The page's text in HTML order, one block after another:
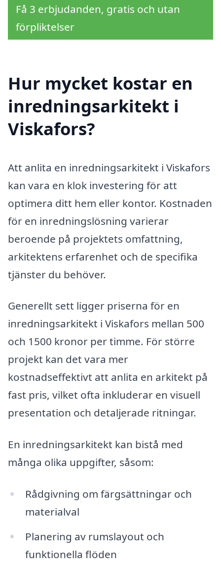
Få 3 erbjudanden, gratis och utan
förpliktelser
Hur mycket kostar en
inredningsarkitekt i
Viskafors?
Att anlita en inredningsarkitekt i Viskafors
kan vara en klok investering för att
optimera ditt hem eller kontor. Kostnaden
för en inredningslösning varierar
beroende på projektets omfattning,
arkitektens erfarenhet och de specifika
tjänster du behöver.
Generellt sett ligger priserna för en
inredningsarkitekt i Viskafors mellan 500
och 1500 kronor per timme. För större
projekt kan det vara mer
kostnadseffektivt att anlita en arkitekt på
fast pris, vilket ofta inkluderar en visuell
presentation och detaljerade ritningar.
En inredningsarkitekt kan bistå med
många olika uppgifter, såsom:
Rådgivning om färgsättningar och
materialval
Planering av rumslayout och
funktionella flöden